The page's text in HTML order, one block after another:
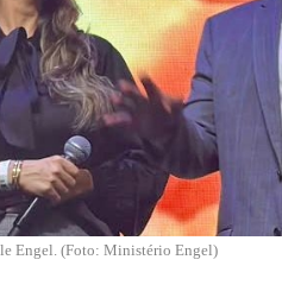
Engel. (Foto: Ministério Engel)